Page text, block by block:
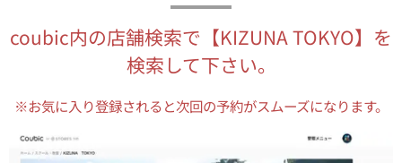
coubic内の店舗検索で【KIZUNA TOKYO】を
検索して下さい。
※お気に入り登録されると次回の予約がスムーズになります。